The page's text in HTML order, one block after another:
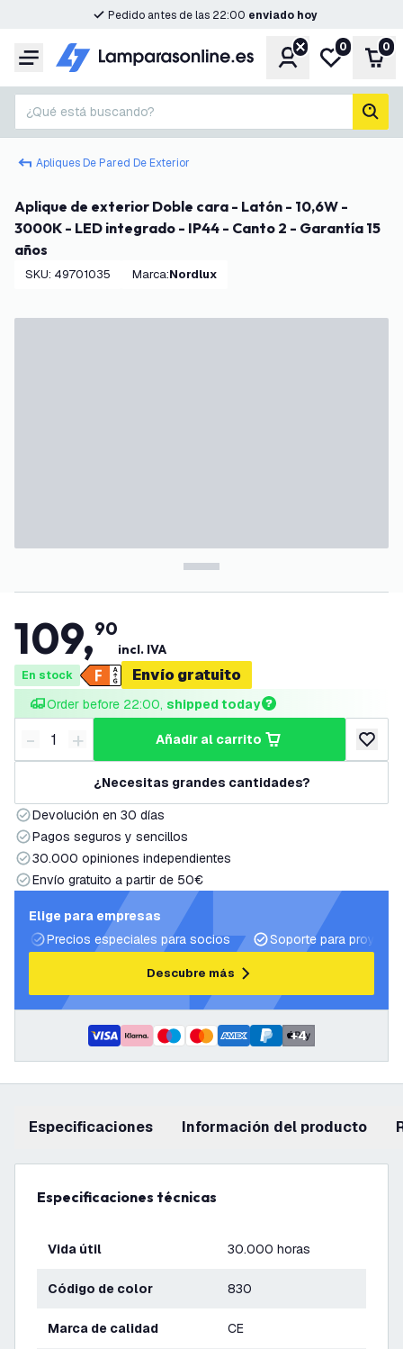
Pedido antes de las 22:00 enviado hoy
Menú CuentaMi lista de
0 0
¿Qué está buscando?
Apliques De Pared De Exterior
Aplique de exterior Doble cara - Latón - 10,6W -
3000K - LED integrado - IP44 - Canto 2 - Garantía 15
años
SKU: 49701035 Marca: Nordlux
109,90
incl. IVA
En stock Envío gratuito
Order before 22:00, shipped today
Disminuir cantidad
- Aumentar cantidad
+ añadir al carrito
añadir
¿Necesitas grandes cantidades?
Devolución en 30 días
Pagos seguros y sencillos
30.000 opiniones independientes
Envío gratuito a partir de 50€
Elige para empresas
Precios especiales para socios
Soporte para
Descubre más
+4
Especificaciones información del producto
Especificaciones técnicas
Vida útil 30.000 horas
Código de color 830
Marca de calidad CE